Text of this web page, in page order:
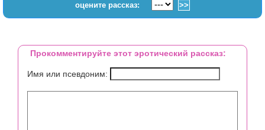
оцените рассказ:
Прокомментируйте этот эротический рассказ:
Имя или псевдоним: